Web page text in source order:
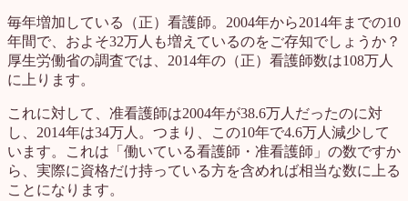
毎年増加している（正）看護師。2004年から2014年までの10
年間で、およそ32万人も増えているのをご存知でしょうか？
厚生労働省の調査では、2014年の（正）看護師数は108万人
に上ります。
これに対して、准看護師は2004年が38.6万人だったのに対
し、2014年は34万人。つまり、この10年で4.6万人減少して
います。これは「働いている看護師・准看護師」の数ですか
ら、実際に資格だけ持っている方を含めれば相当な数に上る
ことになります。